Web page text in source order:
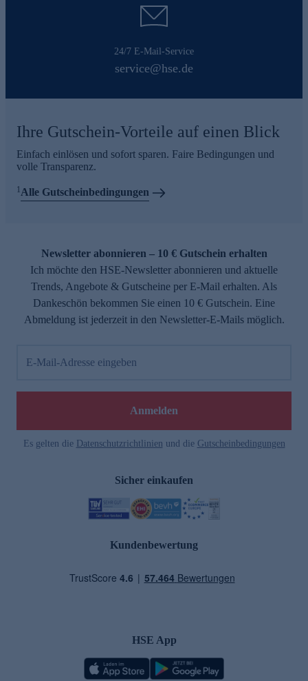
24/7 E-Mail-Service
service@hse.de
Ihre Gutschein-Vorteile auf einen Blick
Einfach einlösen und sofort sparen. Faire Bedingungen und
volle Transparenz.
1Alle Gutscheinbedingungen
Newsletter abonnieren – 10 € Gutschein erhalten
Ich möchte den HSE-Newsletter abonnieren und aktuelle
Trends, Angebote & Gutscheine per E-Mail erhalten. Als
Dankeschön bekommen Sie einen 10 € Gutschein. Eine
Abmeldung ist jederzeit in den Newsletter-E-Mails möglich.
E-Mail-Adresse eingeben
Anmelden
Es gelten die Datenschutzrichtlinien und die Gutscheinbedingungen
Sicher einkaufen
Kundenbewertung
HSE App